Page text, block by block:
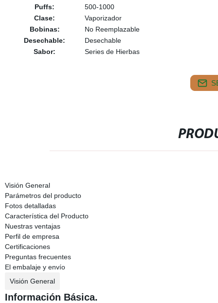
Puffs:
500-1000
Clase:
Vaporizador
Bobinas:
No Reemplazable
Desechable:
Desechable
Sabor:
Series de Hierbas
Visión General
Parámetros del producto
Fotos detalladas
Característica del Producto
Nuestras ventajas
Perfil de empresa
Certificaciones
Preguntas frecuentes
El embalaje y envío
Visión General
Información Básica.